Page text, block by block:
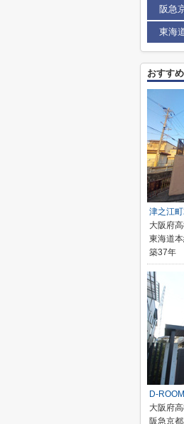
阪急
東海
おすす
津之江
大阪府
東海道
築37年
D-
大阪府
阪急京